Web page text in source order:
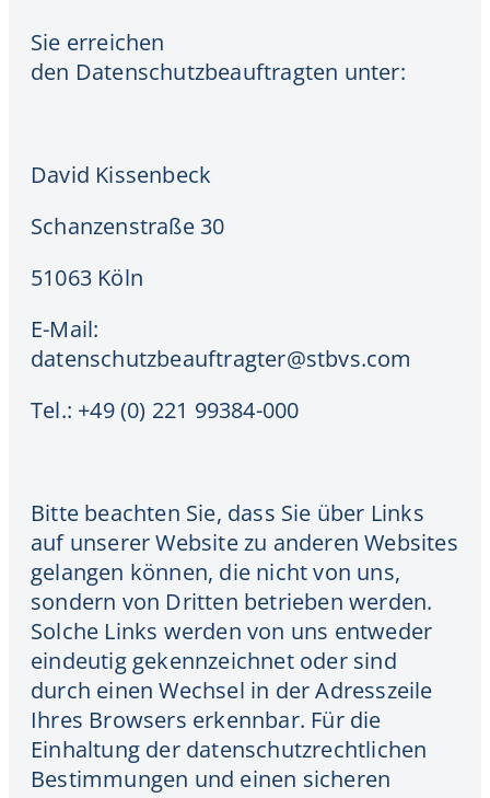
Sie erreichen
den Datenschutzbeauftragten unter:
David Kissenbeck
Schanzenstraße 30
51063 Köln
E-Mail:
datenschutzbeauftragter@stbvs.com
Tel.: +49 (0) 221 99384-000
Bitte beachten Sie, dass Sie über Links
auf unserer Website zu anderen Websites
gelangen können, die nicht von uns,
sondern von Dritten betrieben werden.
Solche Links werden von uns entweder
eindeutig gekennzeichnet oder sind
durch einen Wechsel in der Adresszeile
Ihres Browsers erkennbar. Für die
Einhaltung der datenschutzrechtlichen
Bestimmungen und einen sicheren